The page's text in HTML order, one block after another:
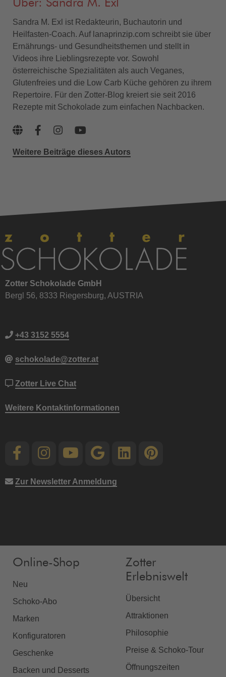
Über: Sandra M. Exl
Sandra M. Exl ist Redakteurin, Buchautorin und
Heilfasten-Coach. Auf lanaprinzip.com schreibt sie über
Ernährungs- und Gesundheitsthemen und stellt in
Videos ihre Lieblingsrezepte vor. Sowohl
österreichische Spezialitäten als auch Veganes,
Glutenfreies und die Low Carb Küche gehören zu ihrem
Repertoire. Für den Zotter-Blog kreiert sie seit 2016
Rezepte mit Schokolade zum einfachen Nachbacken.
Weitere Beiträge dieses Autors
Zotter Schokolade GmbH
Bergl 56, 8333 Riegersburg, AUSTRIA
+43 3152 5554
schokolade@zotter.at
Zotter Live Chat
Weitere Kontaktinformationen
Zur Newsletter Anmeldung
Online-Shop
Neu
Schoko-Abo
Marken
Konfiguratoren
Geschenke
Backen und Desserts
Zotter
Erlebniswelt
Übersicht
Attraktionen
Philosophie
Preise & Schoko-Tour
Öffnungszeiten